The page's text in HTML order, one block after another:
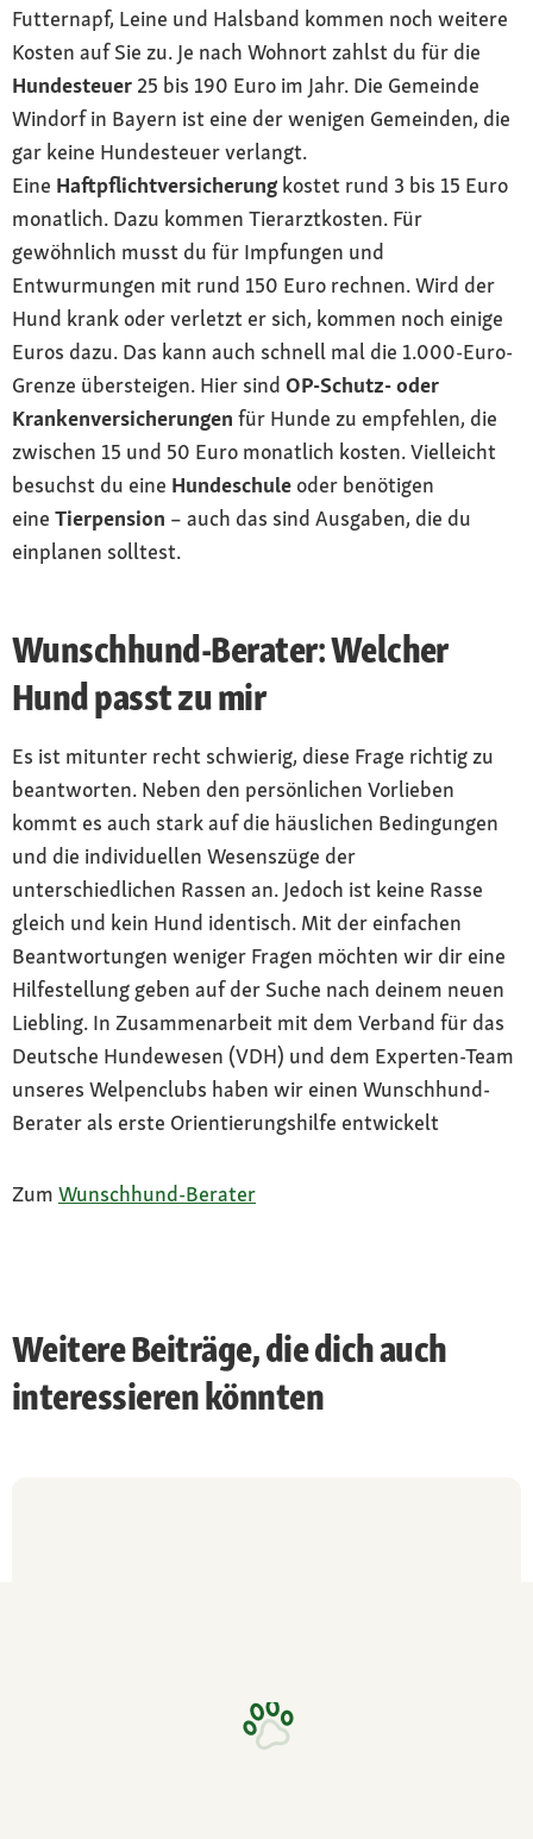
Futternapf, Leine und Halsband kommen noch weitere
Kosten auf Sie zu. Je nach Wohnort zahlst du für die
Hundesteuer 25 bis 190 Euro im Jahr. Die Gemeinde
Windorf in Bayern ist eine der wenigen Gemeinden, die
gar keine Hundesteuer verlangt.
Eine Haftpflichtversicherung kostet rund 3 bis 15 Euro
monatlich. Dazu kommen Tierarztkosten. Für
gewöhnlich musst du für Impfungen und
Entwurmungen mit rund 150 Euro rechnen. Wird der
Hund krank oder verletzt er sich, kommen noch einige
Euros dazu. Das kann auch schnell mal die 1.000-Euro-
Grenze übersteigen. Hier sind OP-Schutz- oder
Krankenversicherungen für Hunde zu empfehlen, die
zwischen 15 und 50 Euro monatlich kosten. Vielleicht
besuchst du eine Hundeschule oder benötigen
eine Tierpension – auch das sind Ausgaben, die du
einplanen solltest.
Wunschhund-Berater: Welcher
Hund passt zu mir
Es ist mitunter recht schwierig, diese Frage richtig zu
beantworten. Neben den persönlichen Vorlieben
kommt es auch stark auf die häuslichen Bedingungen
und die individuellen Wesenszüge der
unterschiedlichen Rassen an. Jedoch ist keine Rasse
gleich und kein Hund identisch. Mit der einfachen
Beantwortungen weniger Fragen möchten wir dir eine
Hilfestellung geben auf der Suche nach deinem neuen
Liebling. In Zusammenarbeit mit dem Verband für das
Deutsche Hundewesen (VDH) und dem Experten-Team
unseres Welpenclubs haben wir einen Wunschhund-
Berater als erste Orientierungshilfe entwickelt
Zum Wunschhund-Berater
Weitere Beiträge, die dich auch
interessieren könnten